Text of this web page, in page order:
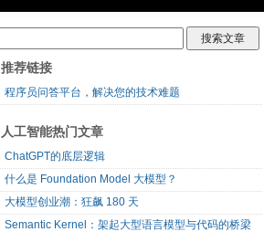
推荐链接
程序员问答平台，解决您的技术难题
人工智能热门文章
ChatGPT的底层逻辑
什么是 Foundation Model 大模型？
大模型创业潮：狂飙 180 天
Semantic Kernel：架起大型语言模型与代码的桥梁